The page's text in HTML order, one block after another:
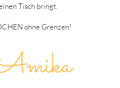
Tisch bringt.
ohne Grenzen!